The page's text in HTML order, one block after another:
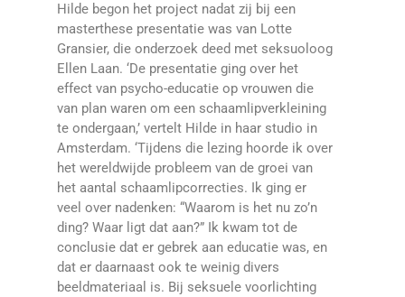
Hilde begon het project nadat zij bij een
masterthese presentatie was van Lotte
Gransier, die onderzoek deed met seksuoloog
Ellen Laan. ‘De presentatie ging over het
effect van psycho-educatie op vrouwen die
van plan waren om een schaamlipverkleining
te ondergaan,’ vertelt Hilde in haar studio in
Amsterdam. ‘Tijdens die lezing hoorde ik over
het wereldwijde probleem van de groei van
het aantal schaamlipcorrecties. Ik ging er
veel over nadenken: “Waarom is het nu zo’n
ding? Waar ligt dat aan?” Ik kwam tot de
conclusie dat er gebrek aan educatie was, en
dat er daarnaast ook te weinig divers
beeldmateriaal is. Bij seksuele voorlichting